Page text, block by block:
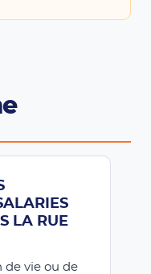
LA RUE
de vie ou de